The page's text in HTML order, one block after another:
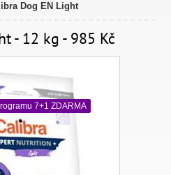
Dog EN Light
- 12 kg - 985 Kč
7+1 ZDARMA